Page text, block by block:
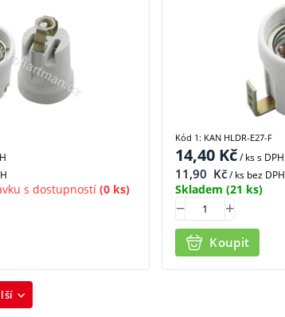
s dostupností(0 ks)
14,40 Kč/ kss DPH
11,90 Kč/ ks bez DPH
Skladem (21 ks)
Koupit
Kód 1: KAN HLDR-E27-F